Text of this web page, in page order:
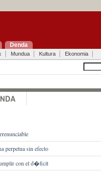
Denda
Mundua Kultura Ekonomia
perpetua sin efecto
con el d�ficit